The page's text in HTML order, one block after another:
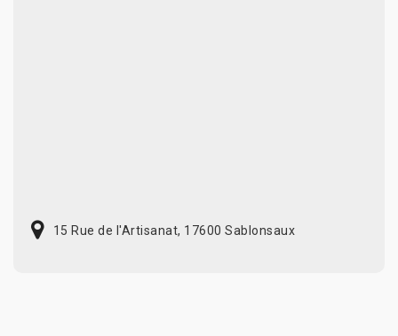
15 Rue de l'Artisanat, 17600 Sablonsaux